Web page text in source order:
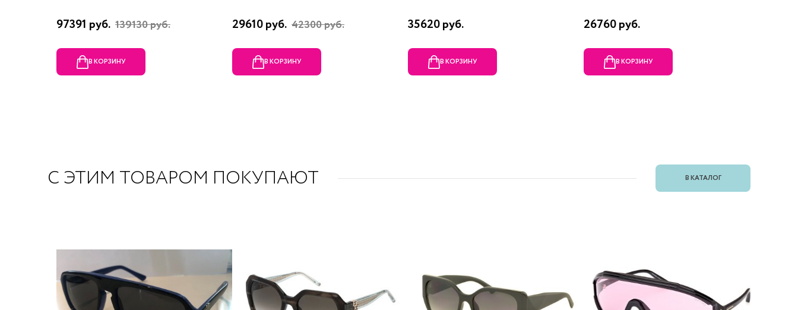
97391 руб. 139130 руб.
В КОРЗИНУ
29610 руб. 42300 руб.
В КОРЗИНУ
35620 руб.
В КОРЗИНУ
26760 руб.
В КОРЗИНУ
С ЭТИМ ТОВАРОМ ПОКУПАЮТ В КАТАЛОГ